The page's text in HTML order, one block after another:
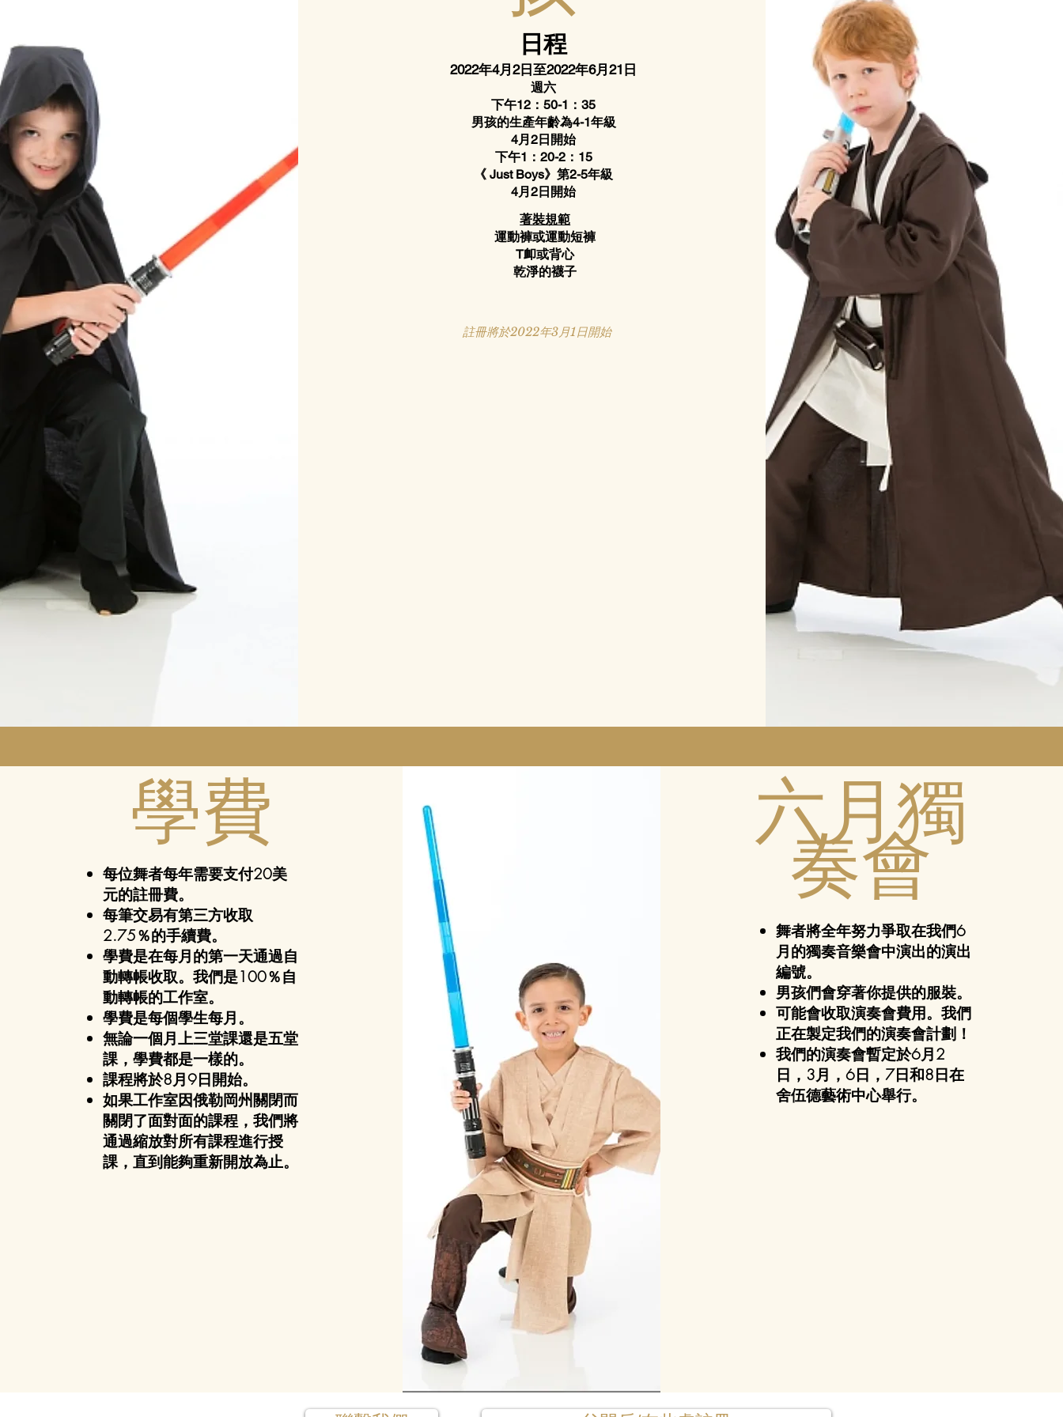
日程
2022年4月2日至2022年6月21日
週六
下午12：50-1：35
男孩的生產年齡為4-1年級
4月2日開始
下午1：20-2：15
《 Just Boys》第2-5年級
4月2日開始
著裝規範
運動褲或運動短褲
T卹或背心
乾淨的襪子
註冊將於2022年3月1日開始
學費
每位舞者每年需要支付20美
元的註冊費。
每筆交易有第三方收取
2.75％的手續費。
學費是在每月的第一天通過自
動轉帳收取。我們是100％自
動轉帳的工作室。
學費是每個學生每月。
無論一個月上三堂課還是五堂
課，學費都是一樣的。
課程將於8月9日開始。
如果工作室因俄勒岡州關閉而
關閉了面對面的課程，我們將
通過縮放對所有課程進行授
課，直到能夠重新開放為止。
六月獨
奏會
舞者將全年努力爭取在我們6
月的獨奏音樂會中演出的演出
編號。
男孩們會穿著你提供的服裝。
可能會收取演奏會費用。我們
正在製定我們的演奏會計劃！
我們的演奏會暫定於6月2
日，3月，6日，7日和8日在
舍伍德藝術中心舉行。